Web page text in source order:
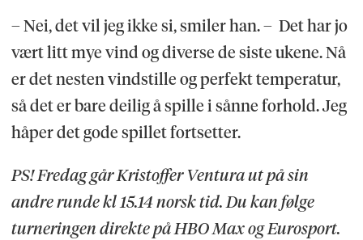
– Nei, det vil jeg ikke si, smiler han. – Det har jo
vært litt mye vind og diverse de siste ukene. Nå
er det nesten vindstille og perfekt temperatur,
så det er bare deilig å spille i sånne forhold. Jeg
håper det gode spillet fortsetter.
PS! Fredag går Kristoffer Ventura ut på sin
andre runde kl 15.14 norsk tid. Du kan følge
turneringen direkte på HBO Max og Eurosport.